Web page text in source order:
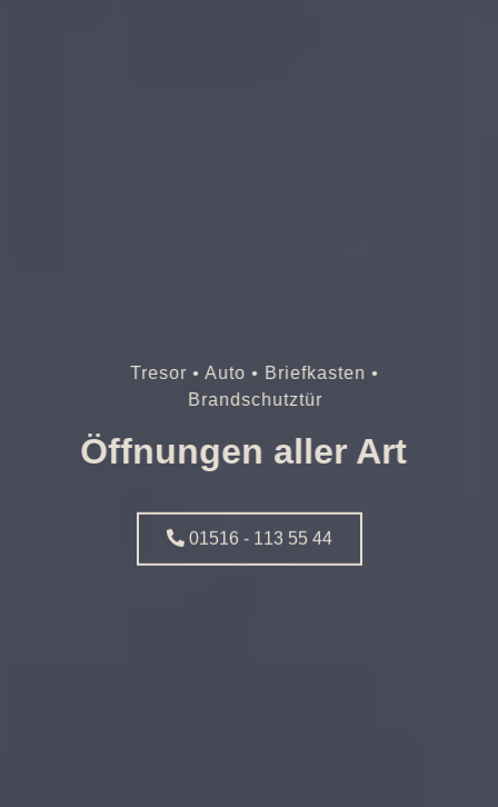
Tresor • Auto • Briefkasten •
Brandschutztür
Öffnungen aller Art
01516 - 113 55 44